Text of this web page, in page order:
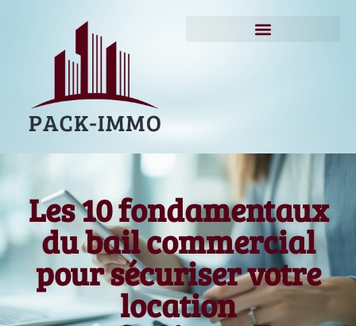
Les 10 fondamentaux
du bail commercial
pour sécuriser votre
location